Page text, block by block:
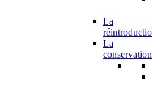
La
La
conservation